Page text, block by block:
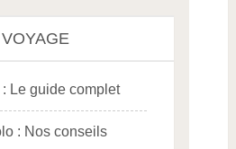
Le guide complet
: Nos conseils